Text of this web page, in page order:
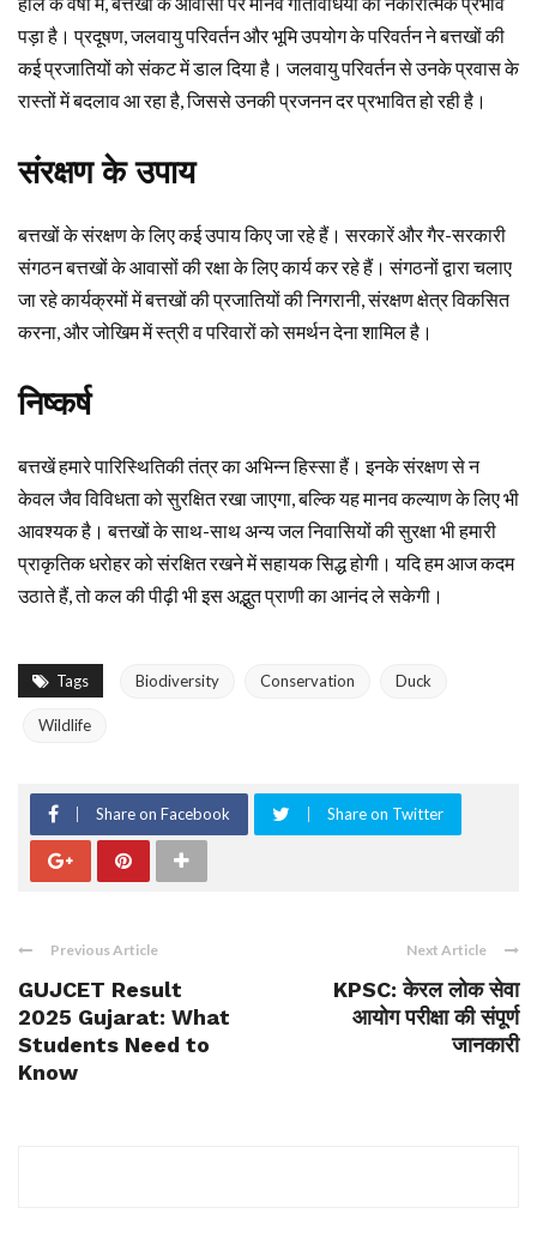
पड़ा है। प्रदूषण, जलवायु परिवर्तन और भूमि उपयोग के परिवर्तन ने बत्तखों की
कई प्रजातियों को संकट में डाल दिया है। जलवायु परिवर्तन से उनके प्रवास के
रास्तों में बदलाव आ रहा है, जिससे उनकी प्रजनन दर प्रभावित हो रही है।
संरक्षण के उपाय
बत्तखों के संरक्षण के लिए कई उपाय किए जा रहे हैं। सरकारें और गैर-सरकारी
संगठन बत्तखों के आवासों की रक्षा के लिए कार्य कर रहे हैं। संगठनों द्वारा चलाए
जा रहे कार्यक्रमों में बत्तखों की प्रजातियों की निगरानी, संरक्षण क्षेत्र विकसित
करना, और जोखिम में स्त्री व परिवारों को समर्थन देना शामिल है।
निष्कर्ष
बत्तखें हमारे पारिस्थितिकी तंत्र का अभिन्न हिस्सा हैं। इनके संरक्षण से न
केवल जैव विविधता को सुरक्षित रखा जाएगा, बल्कि यह मानव कल्याण के लिए भी
आवश्यक है। बत्तखों के साथ-साथ अन्य जल निवासियों की सुरक्षा भी हमारी
प्राकृतिक धरोहर को संरक्षित रखने में सहायक सिद्ध होगी। यदि हम आज कदम
उठाते हैं, तो कल की पीढ़ी भी इस अद्भुत प्राणी का आनंद ले सकेगी।
Tags Biodiversity Conservation Duck
Wildlife
Share on Facebook Share on Twitter
Previous Article
GUJCET Result
2025 Gujarat: What
Students Need to
Know
Next Article
KPSC: केरल लोक सेवा
आयोग परीक्षा की संपूर्ण
जानकारी